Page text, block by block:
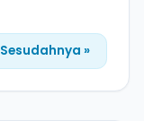
Sesudahnya »